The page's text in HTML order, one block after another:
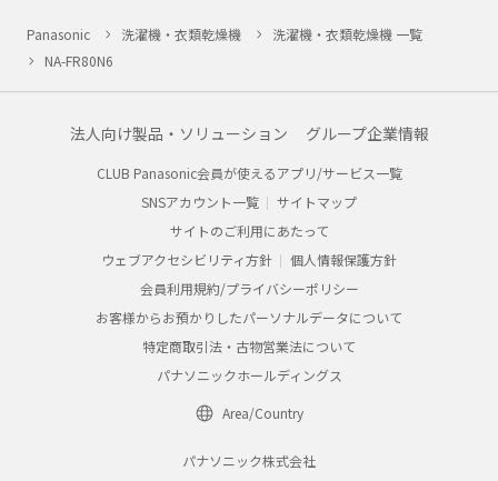
Panasonic 洗濯機・衣類乾燥機
洗濯機・衣類乾燥機 一覧
NA-FR80N6
法人向け製品・ソリューション グループ企業情報
CLUB Panasonic会員が使えるアプリ/サービス一覧
SNSアカウント一覧
サイトマップ
サイトのご利用にあたって
ウェブアクセシビリティ方針
個人情報保護方針
会員利用規約/プライバシーポリシー
お客様からお預かりしたパーソナルデータについて
特定商取引法・古物営業法について
パナソニックホールディングス
Area/Country
パナソニック株式会社